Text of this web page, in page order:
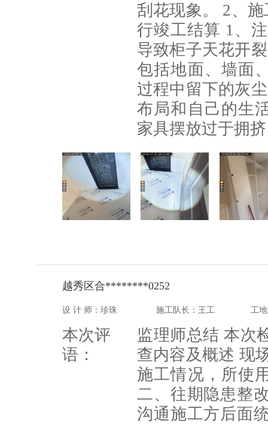
刮花现象。 2、
行竣工结算 1、
导致柜子天花开
包括地面、墙面
过程中留下的灰
布局和自己的生
家具摆放过于拥
越秀区合********0252
设 计 师：珍珠 施工队长：王工 工
本次评
语：
监理师总结 本次
查内容及概述 现
施工情况，所使
二、往期隐患整
沟通施工方后面